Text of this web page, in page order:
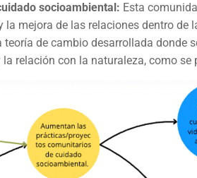
socioambiental: Esta
mejora de las relaciones dentro
teoría de cambio desarrollada
relación con la naturaleza, como se